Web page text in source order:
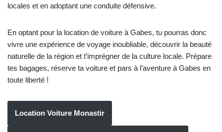
locales et en adoptant une conduite défensive.
En optant pour la location de voiture à Gabes, tu pourras donc
vivre une expérience de voyage inoubliable, découvrir la beauté
naturelle de la région et t’imprégner de la culture locale. Prépare
tes bagages, réserve ta voiture et pars à l’aventure à Gabes en
toute liberté !
Location Voiture Monastir